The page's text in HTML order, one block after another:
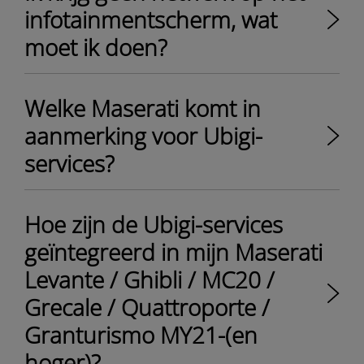
infotainmentscherm, wat
moet ik doen?
Welke Maserati komt in
aanmerking voor Ubigi-
services?
Hoe zijn de Ubigi-services
geïntegreerd in mijn Maserati
Levante / Ghibli / MC20 /
Grecale / Quattroporte /
Granturismo MY21-(en